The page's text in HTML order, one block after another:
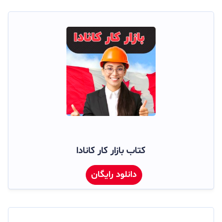
کتاب بازار کار کانادا
دانلود رایگان